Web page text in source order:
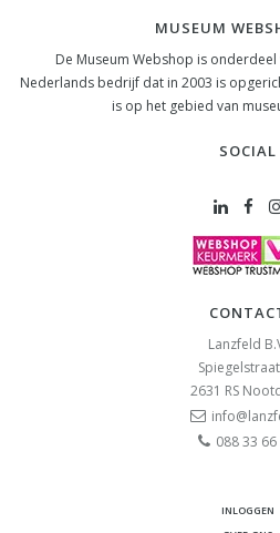
MUSEUM
De Museum Webshop is
Nederlands bedrijf dat in 2003 is
is op het gebied van
SOCIAL
Lanzfeld
2631 RS
088 33
INLOGGEN